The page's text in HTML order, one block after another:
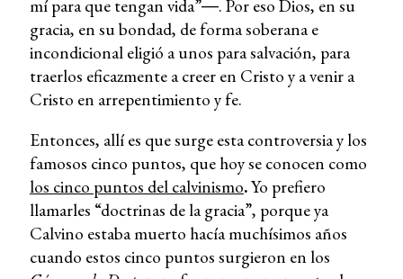
mí para que tengan vida”―. Por eso Dios, en su
gracia, en su bondad, de forma soberana e
incondicional eligió a unos para salvación, para
traerlos eficazmente a creer en Cristo y a venir a
Cristo en arrepentimiento y fe.
Entonces, allí es que surge esta controversia y los
famosos cinco puntos, que hoy se conocen como
los cinco puntos del calvinismo.Yo prefiero
llamarles “doctrinas de la gracia”, porque ya
Calvino estaba muerto hacía muchísimos años
cuando estos cinco puntos surgieron en los